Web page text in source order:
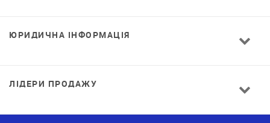
ЮРИДИЧНА ІНФОРМАЦІЯ
ЛІДЕРИ ПРОДАЖУ